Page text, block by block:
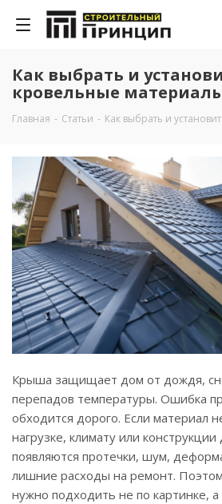
Как выбрать и
кровельные
Главная - Cтатьи - Как выбрать и
Крыша защищает дом от дождя,
перепадов температуры. Ошибка
обходится дорого. Если материал
нагрузке, климату или
появляются протечки, шум,
лишние расходы на ремонт.
нужно подходить не по картинке,